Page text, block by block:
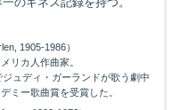
1905-1986）
リカ人作曲家。
ュディ・ガーランドが歌う劇中
ミー歌曲賞を受賞した。